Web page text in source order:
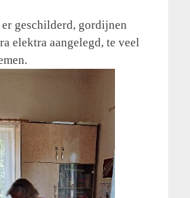
geschilderd, gordijnen
elektra aangelegd, te veel